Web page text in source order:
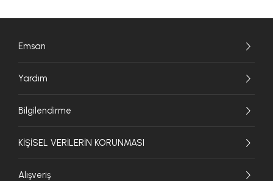
Emsan
Yardım
Bilgilendirme
KİŞİSEL VERİLERİN KORUNMASI
Alışveriş